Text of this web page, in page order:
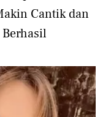
Cantik dan